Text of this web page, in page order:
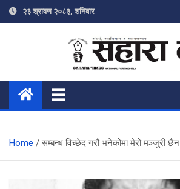
Skip
to
२३ श्रावण २०८३, शनिबार
Sahara Times
Online News Portal
Home सम्बन्ध विच्छेद गरौं भनेकोमा मेरो मञ्जुरी छैन